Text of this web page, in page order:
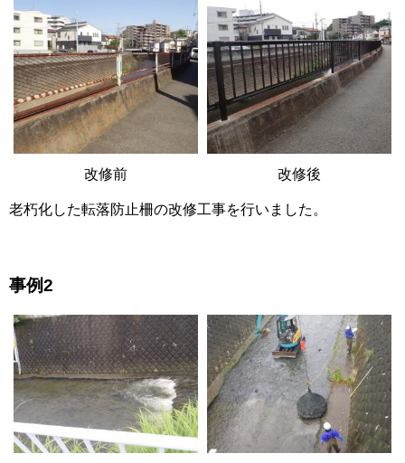
改修前 改修後
老朽化した転落防止柵の改修工事を行いました。
事例2